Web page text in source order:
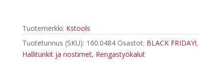
Tuotemerkki: Kstools
Tuotetunnus (SKU): 160.0484 Osastot: BLACK FRIDAY!,
Hallitunkit ja nostimet, Rengastyökalut